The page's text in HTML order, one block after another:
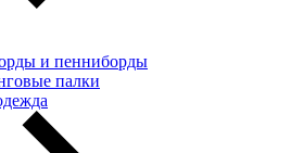
и пенниборды
палки